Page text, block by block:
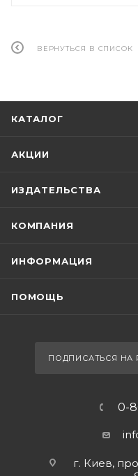
ВЕРНУТЬСЯ В СПИСОК
КАТАЛОГ
АКЦИИ
ИЗДАТЕЛЬСТВА
КОМПАНИЯ
ИНФОРМАЦИЯ
ПОМОЩЬ
ПОДПИСАТЬСЯ НА
0-
г. Киев,